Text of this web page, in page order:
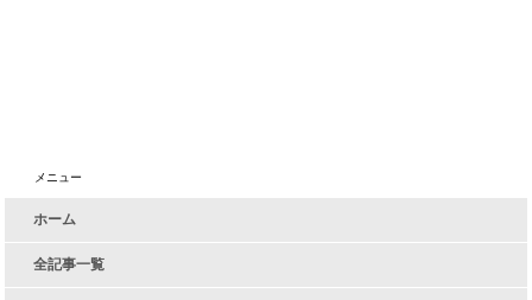
メニュー
ホーム
全記事一覧